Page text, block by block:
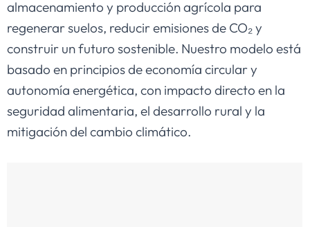
almacenamiento y producción agrícola para
regenerar suelos, reducir emisiones de CO₂ y
construir un futuro sostenible. Nuestro modelo está
basado en principios de economía circular y
autonomía energética, con impacto directo en la
seguridad alimentaria, el desarrollo rural y la
mitigación del cambio climático.